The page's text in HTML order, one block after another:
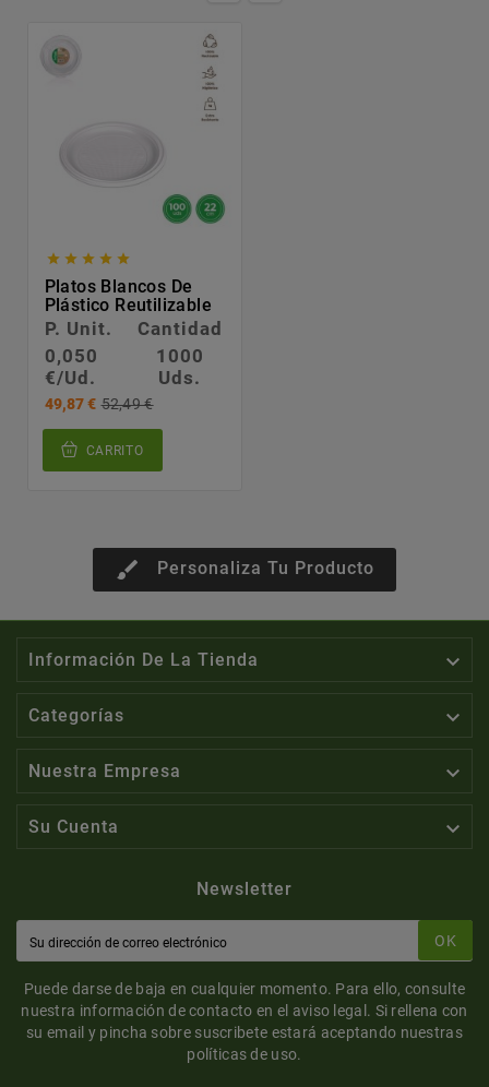
    
Platos Blancos De
Plástico Reutilizable
P. Unit.
Cantidad
0,050
€/Ud.
1000
Uds.
49,87 € 52,49 €
CARRITO
brush Personaliza Tu Producto
Información De La Tienda 
Categorías 
Nuestra Empresa 
Su Cuenta 
Newsletter
OK
Puede darse de baja en cualquier momento. Para ello, consulte
nuestra información de contacto en el aviso legal. Si rellena con
su email y pincha sobre suscribete estará aceptando nuestras
políticas de uso.